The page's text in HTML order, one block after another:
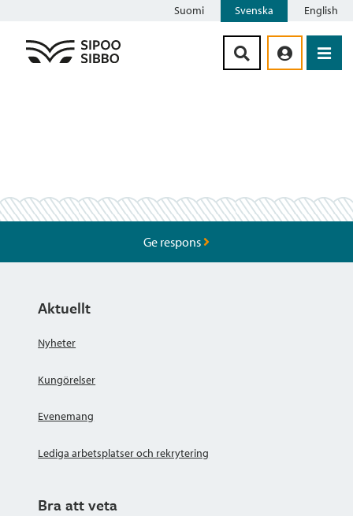
Suomi Svenska English
Ge respons
Aktuellt
Nyheter
Kungörelser
Evenemang
Lediga arbetsplatser och rekrytering
Bra att veta